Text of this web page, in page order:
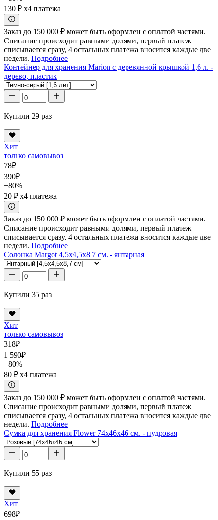
130 ₽ x4 платежа
Заказ до 150 000 ₽ может быть оформлен с оплатой частями.
Списание происходит равными долями, первый платеж
списывается сразу, 4 остальных платежа вносится каждые две
недели. Подробнее
Контейнер для хранения Marion с деревянной крышкой 1,6 л. -
дерево, пластик
Купили 29 раз
Хит
только самовывоз
78₽
390₽
−80%
20 ₽ x4 платежа
Заказ до 150 000 ₽ может быть оформлен с оплатой частями.
Списание происходит равными долями, первый платеж
списывается сразу, 4 остальных платежа вносится каждые две
недели. Подробнее
Солонка Margot 4,5x4,5x8,7 см. - янтарная
Купили 35 раз
Хит
только самовывоз
318₽
1 590₽
−80%
80 ₽ x4 платежа
Заказ до 150 000 ₽ может быть оформлен с оплатой частями.
Списание происходит равными долями, первый платеж
списывается сразу, 4 остальных платежа вносится каждые две
недели. Подробнее
Сумка для хранения Flower 74x46x46 см. - пудровая
Купили 55 раз
Хит
698₽